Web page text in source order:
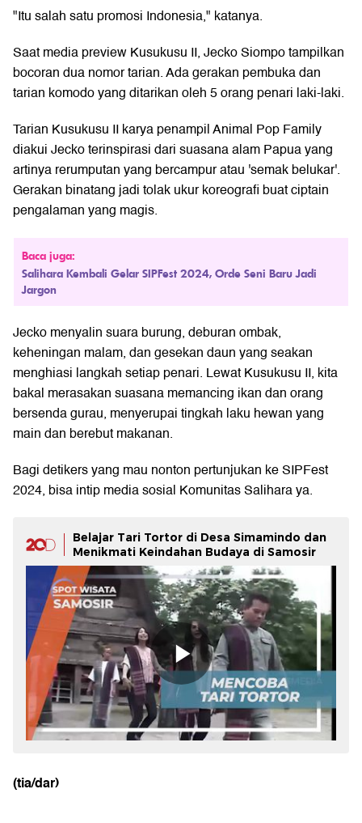
"Itu salah satu promosi Indonesia," katanya.
Saat media preview Kusukusu II, Jecko Siompo tampilkan
bocoran dua nomor tarian. Ada gerakan pembuka dan
tarian komodo yang ditarikan oleh 5 orang penari laki-laki.
Tarian Kusukusu II karya penampil Animal Pop Family
diakui Jecko terinspirasi dari suasana alam Papua yang
artinya rerumputan yang bercampur atau 'semak belukar'.
Gerakan binatang jadi tolak ukur koreografi buat ciptain
pengalaman yang magis.
Baca juga:
Salihara Kembali Gelar SIPFest 2024, Orde Seni Baru Jadi
Jargon
Jecko menyalin suara burung, deburan ombak,
keheningan malam, dan gesekan daun yang seakan
menghiasi langkah setiap penari. Lewat Kusukusu II, kita
bakal merasakan suasana memancing ikan dan orang
bersenda gurau, menyerupai tingkah laku hewan yang
main dan berebut makanan.
Bagi detikers yang mau nonton pertunjukan ke SIPFest
2024, bisa intip media sosial Komunitas Salihara ya.
Belajar Tari Tortor di Desa Simamindo dan
Menikmati Keindahan Budaya di Samosir
(tia/dar)